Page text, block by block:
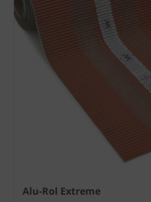
Alu-Rol Extreme